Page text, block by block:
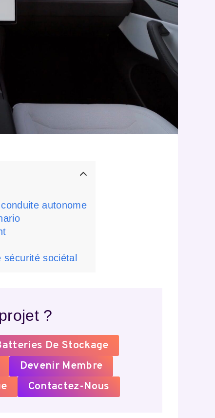
autonome
sécurité sociétal
?
De Stockage
Devenir Membre
Contactez-Nous